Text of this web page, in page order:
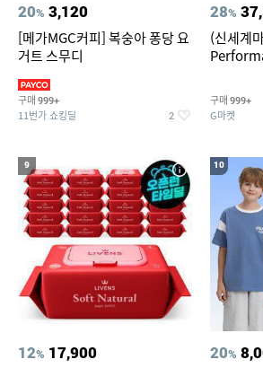
20% 3,120
[메가MGC커피] 복숭아 퐁당 요
거트 스무디
구매 999+
11번가 쇼킹딜 2
28%
(신세계
구매 999+
G마켓
9
12% 17,900
10
20%